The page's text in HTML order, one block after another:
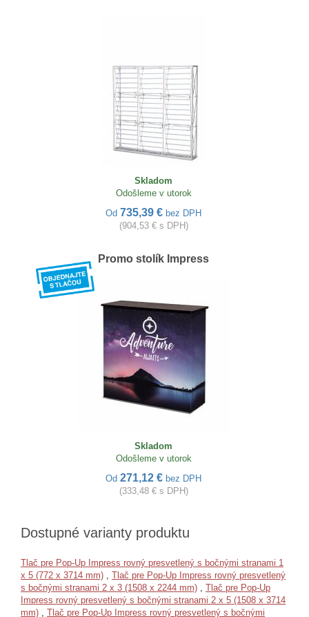
Skladom
Odošleme v utorok
Od 735,39 € bez DPH
(904,53 € s DPH)
Promo stolík Impress
Skladom
Odošleme v utorok
Od 271,12 € bez DPH
(333,48 € s DPH)
Dostupné varianty produktu
Tlač pre Pop-Up Impress rovný presvetlený s bočnými stranami 1
x 5 (772 x 3714 mm) , Tlač pre Pop-Up Impress rovný presvetlený
s bočnými stranami 2 x 3 (1508 x 2244 mm) , Tlač pre Pop-Up
Impress rovný presvetlený s bočnými stranami 2 x 5 (1508 x 3714
mm) , Tlač pre Pop-Up Impress rovný presvetlený s bočnými